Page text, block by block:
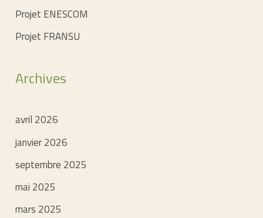
Projet ENESCOM
Projet FRANSU
Archives
avril 2026
janvier 2026
septembre 2025
mai 2025
mars 2025